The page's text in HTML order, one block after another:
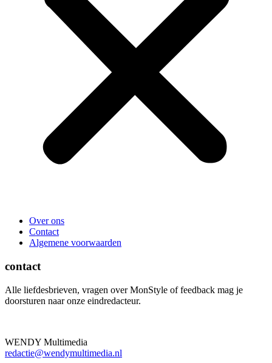
Over ons
Contact
Algemene voorwaarden
contact
Alle liefdesbrieven, vragen over MonStyle of feedback mag je
doorsturen naar onze eindredacteur.
WENDY Multimedia
redactie@wendymultimedia.nl